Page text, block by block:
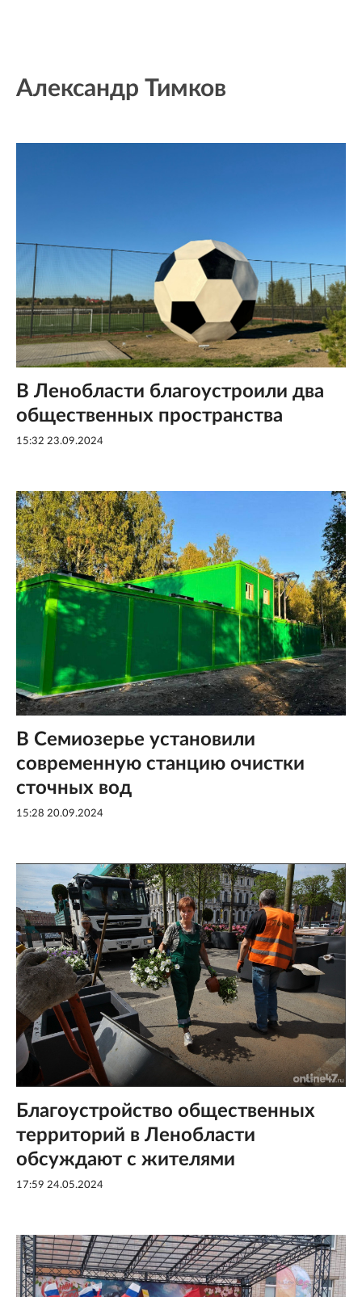
Александр Тимков
В Ленобласти благоустроили два
общественных пространства
15:32 23.09.2024
В Семиозерье установили
современную станцию очистки
сточных вод
15:28 20.09.2024
Благоустройство общественных
территорий в Ленобласти
обсуждают с жителями
17:59 24.05.2024